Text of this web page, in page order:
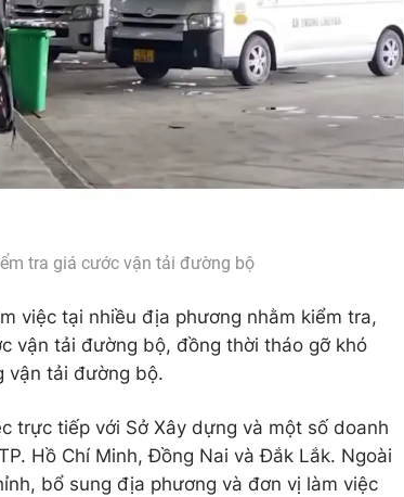
tra giá cước vận tải đường bộ
việc tại nhiều địa phương nhằm kiểm tra,
vận tải đường bộ, đồng thời tháo gỡ khó
vận tải đường bộ.
trực tiếp với Sở Xây dựng và một số doanh
Hồ Chí Minh, Đồng Nai và Đắk Lắk. Ngoài
bổ sung địa phương và đơn vị làm việc